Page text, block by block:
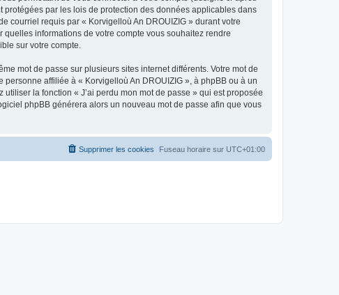
par les lois de protection des données applicables dans
courriel requis par « Korvigelloù An DROUIZIG » durant votre
informations de votre compte vous souhaitez rendre
sur votre compte.
mot de passe sur plusieurs sites internet différents. Votre mot de
affiliée à « Korvigelloù An DROUIZIG », à phpBB ou à un
la fonction « J’ai perdu mon mot de passe » qui est proposée
phpBB générera alors un nouveau mot de passe afin que vous
Fuseau horaire sur UTC+01:00
Supprimer les cookies